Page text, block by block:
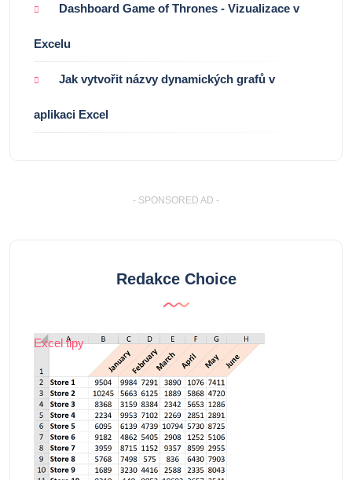
Dashboard Game of Thrones - Vizualizace v
Excelu
Jak vytvořit názvy dynamických grafů v
aplikaci Excel
- SPONSORED AD -
Redakce Choice
Excel tipy